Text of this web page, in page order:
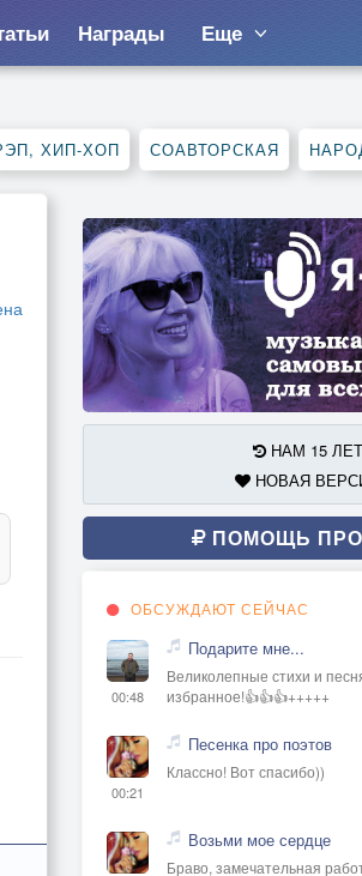
Награды Еще
ХИП-ХОП СОАВТОРСКАЯ
НАМ 15 ЛЕТ
НОВАЯ
ПОМОЩЬ
ОБСУЖДАЮТ СЕЙЧАС
00:48
Подарите мне...
Великолепные стихи и
избранное!👍👍👍+++++
00:21
Песенка про поэтов
Классно! Вот спасибо))
Возьми мое сердце
Браво, замечательная